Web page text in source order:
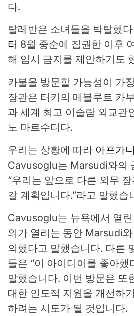
다.
탈레반은 소녀들을 박탈했다
터 8월 중순에 집권한 이후
해 임시 금지를 제안하기도
카불을 방문할 가능성이 가
장관은 터키의 메블루트 카
과 세계 최고 이슬람 외교관
노 마르수디다.
우리는 상황에 따라 아프가
Cavusoglu는 Marsudi와의
“우리는 앞으로 다른 외무
갈 계획입니다.”라고 말했습
Cavusoglu는 뉴욕에서 열
의가 열리는 동안 Marsudi
의했다고 말했습니다. 다른
들은 “이 아이디어를 좋아
말했습니다. 이번 방문은 또
대한 인도적 지원을 개선하
하려는 시도가 될 것입니다.